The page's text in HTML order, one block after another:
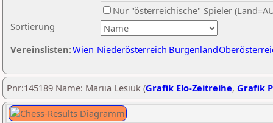
Sortierung
Nur "österreichische" Spieler
Vereinslisten:Wien Niederösterreich Burgenland
Pnr:145189 Name: Mariia Lesiuk (Grafik Elo-Zeitreihe, Grafik